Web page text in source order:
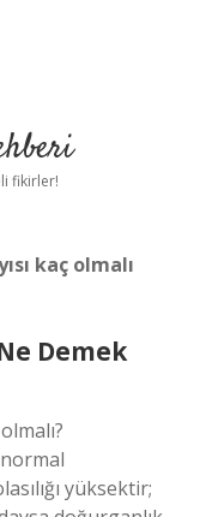
fikirler!
kaç olmalı
Demek
yüksektir;